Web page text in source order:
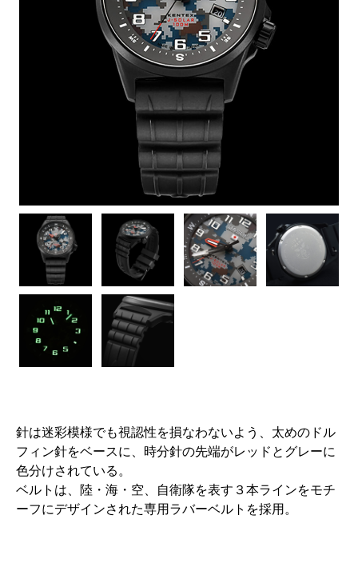
針は迷彩模様でも視認性を損なわないよう、太めのドル
フィン針をベースに、時分針の先端がレッドとグレーに
色分けされている。
ベルトは、陸・海・空、自衛隊を表す３本ラインをモチ
ーフにデザインされた専用ラバーベルトを採用。